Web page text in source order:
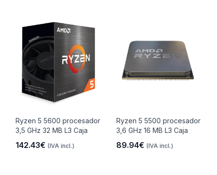
Ryzen 5 5600 procesador
3,5 GHz 32 MB L3 Caja
142.43€ (IVA incl.)
Ryzen 5 5500 procesador
3,6 GHz 16 MB L3 Caja
89.94€ (IVA incl.)